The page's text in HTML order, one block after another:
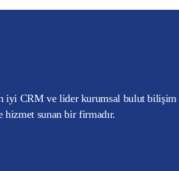
iyi CRM ve lider kurumsal bulut
hizmet sunan bir firmadır.